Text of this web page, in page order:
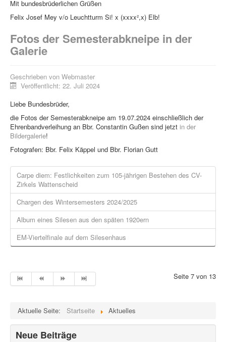
Mit bundesbrüderlichen Grüßen
Felix Josef Mey v/o Leuchtturm Si! x (xxxx²,x) Elb!
Fotos der Semesterabkneipe in der
Galerie
Geschrieben von Webmaster
Veröffentlicht: 22. Juli 2024
Liebe Bundesbrüder,
die Fotos der Semesterabkneipe am 19.07.2024 einschließlich der
Ehrenbandverleihung an Bbr. Constantin Gußen sind jetzt in der
Bildergalerie!
Fotografen: Bbr. Felix Käppel und Bbr. Florian Gutt
Carpe diem: Festlichkeiten zum 105-jährigen Bestehen des CV-
Zirkels Wattenscheid
Chargen des Wintersemesters 2024/2025
Album eines Silesen aus den späten 1920ern
EM-Viertelfinale auf dem Silesenhaus
Seite 7 von 13
Aktuelle Seite: Startseite Aktuelles
Neue Beiträge